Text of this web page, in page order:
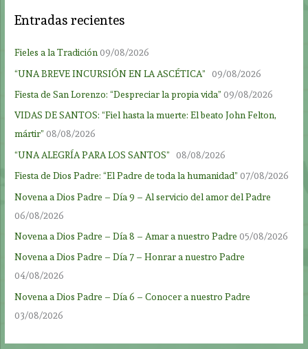
Entradas recientes
Fieles a la Tradición 09/08/2026
“UNA BREVE INCURSIÓN EN LA ASCÉTICA”
09/08/2026
Fiesta de San Lorenzo: “Despreciar la propia vida” 09/08/2026
VIDAS DE SANTOS: “Fiel hasta la muerte: El beato John Felton,
mártir” 08/08/2026
“UNA ALEGRÍA PARA LOS SANTOS”
08/08/2026
Fiesta de Dios Padre: “El Padre de toda la humanidad” 07/08/2026
Novena a Dios Padre – Día 9 – Al servicio del amor del Padre
06/08/2026
Novena a Dios Padre – Día 8 – Amar a nuestro Padre 05/08/2026
Novena a Dios Padre – Día 7 – Honrar a nuestro Padre
04/08/2026
Novena a Dios Padre – Día 6 – Conocer a nuestro Padre
03/08/2026